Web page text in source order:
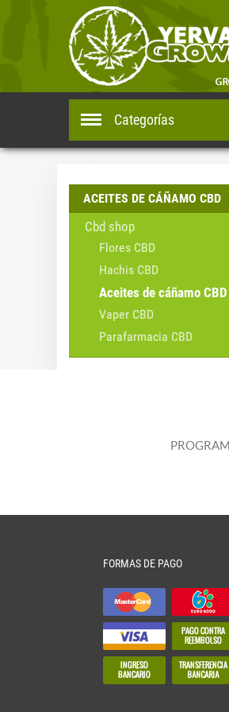
Categorías
ACEITES DE CÁÑAMO CBD
Cbd shop
Flores CBD
Hachis CBD
Aceites de cáñamo CBD
Vaper CBD
Parafarmacia CBD
FORMAS DE PAGO